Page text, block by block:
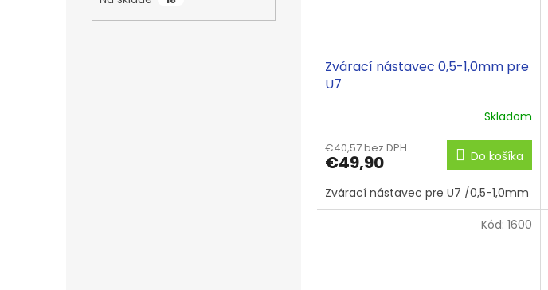
Zvárací nástavec 0,5-1,0mm pre
U7
Skladom
€40,57 bez DPH
€49,90 Do košíka
Zvárací nástavec pre U7 /0,5-1,0mm
Kód: 1600